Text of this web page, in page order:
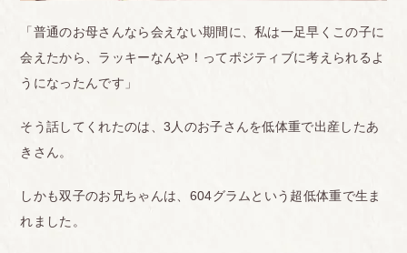
「普通のお母さんなら会えない期間に、私は一足早くこの子に
会えたから、ラッキーなんや！ってポジティブに考えられるよ
うになったんです」
そう話してくれたのは、3人のお子さんを低体重で出産したあ
きさん。
しかも双子のお兄ちゃんは、604グラムという超低体重で生ま
れました。